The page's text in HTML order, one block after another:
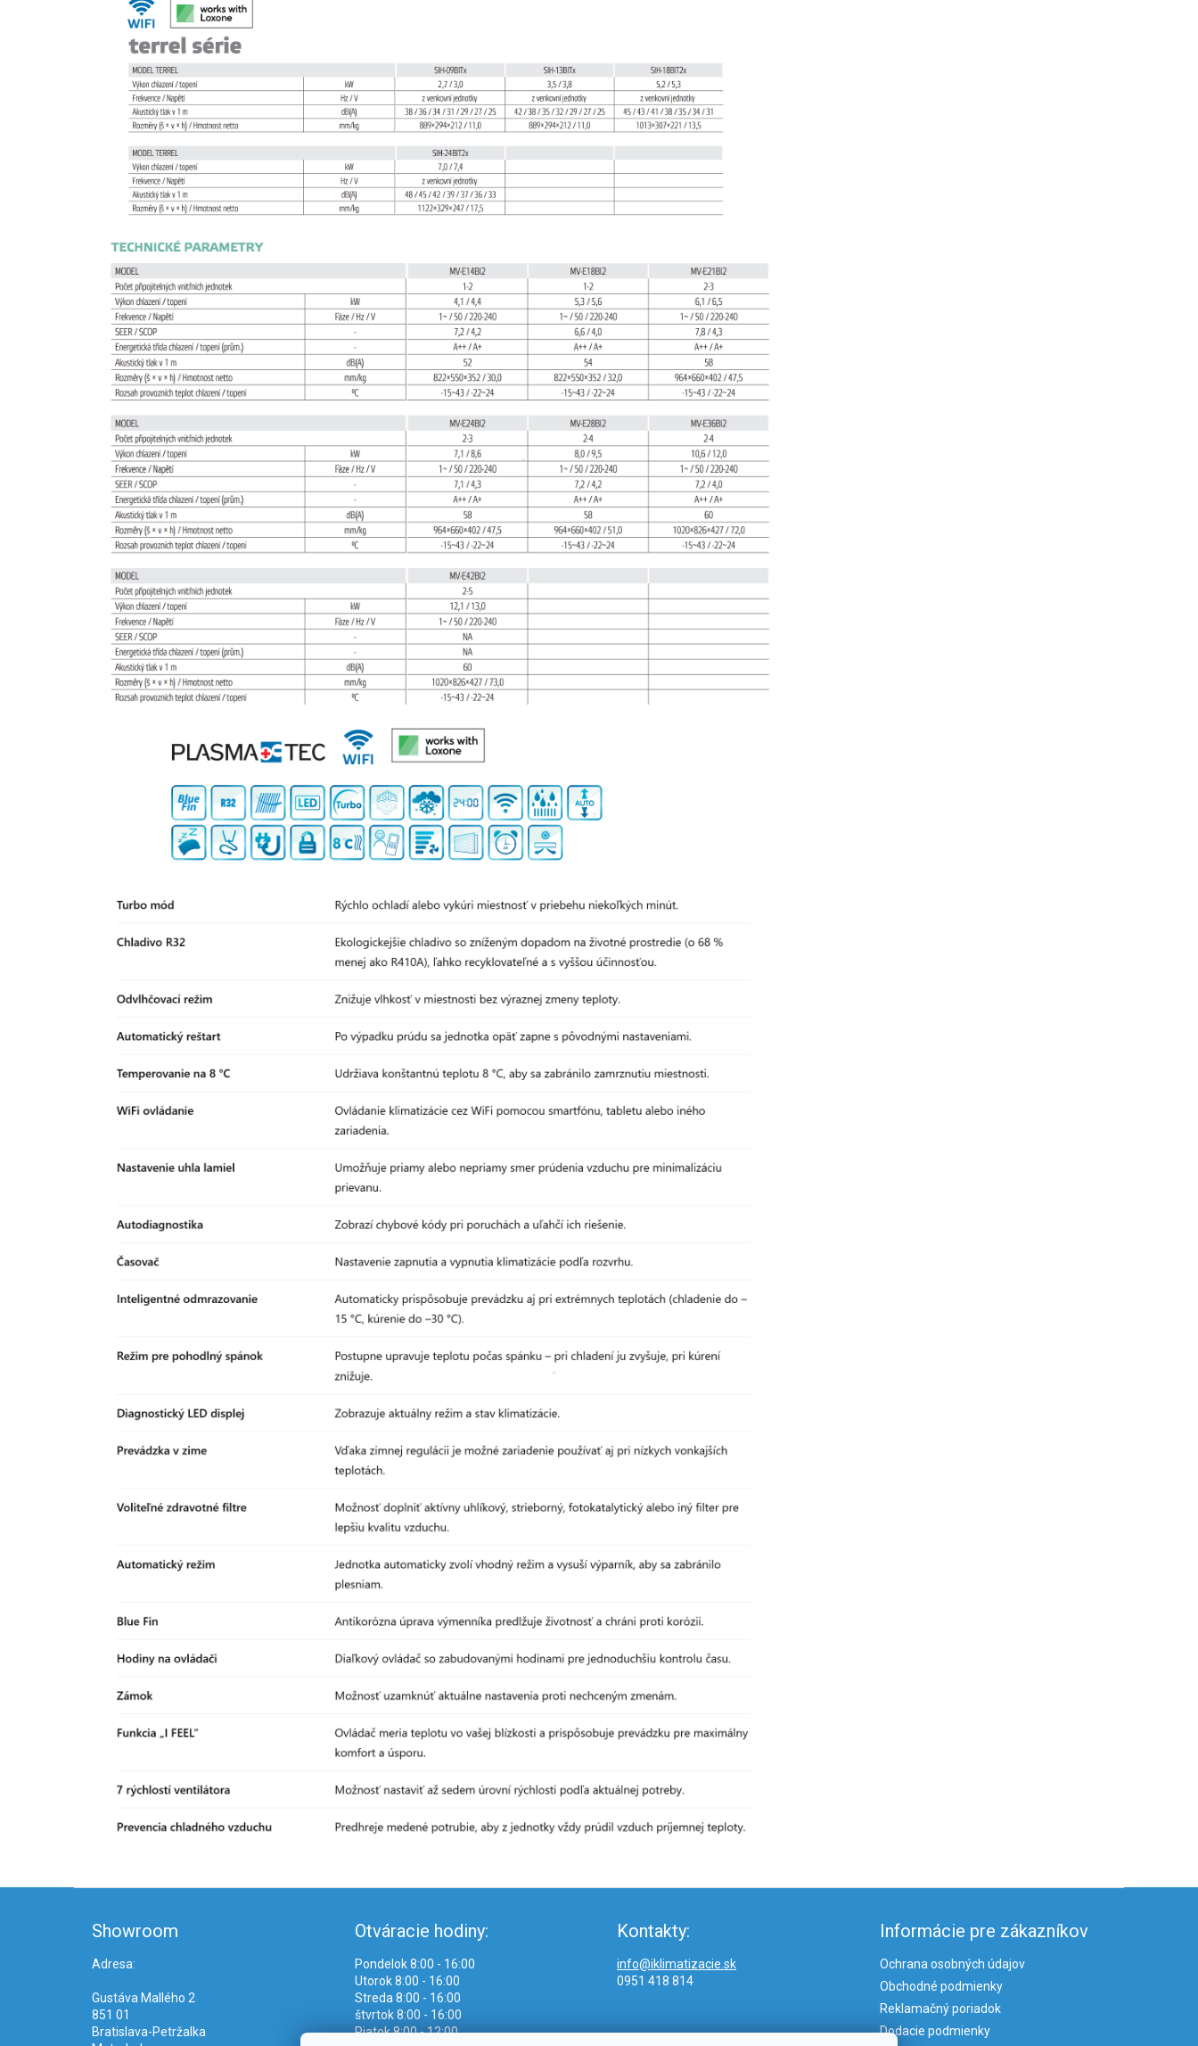
Showroom
Adresa:
Gustáva Mallého 2
851 01
Bratislava-Petržalka
Otváracie hodiny:
Pondelok 8:00 - 16:00
Utorok 8:00 - 16:00
Streda 8:00 - 16:00
štvrtok 8:00 - 16:00
Piatok 8:00 - 12:00
Kontakty:
info@iklimatizacie.sk
0951 418 814
Informácie pre zákazníkov
Ochrana osobných údajov
Obchodné podmienky
Reklamačný poriadok
Dodacie podmienky